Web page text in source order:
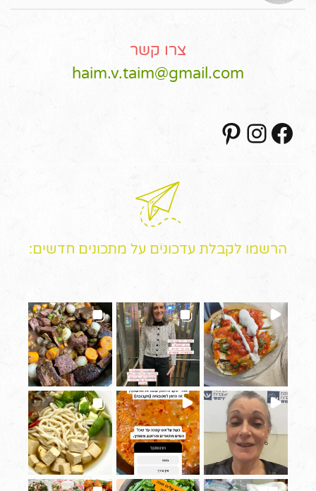
צרו קשר
haim.v.taim@gmail.com
Facebook
Instagram
הרשמו לקבלת עדכונים על מתכונים חדשים: